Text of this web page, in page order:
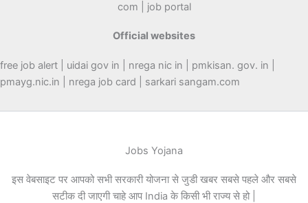
com | job portal
Official websites
free job alert | uidai gov in | nrega nic in | pmkisan. gov. in |
pmayg.nic.in | nrega job card | sarkari sangam.com
Jobs Yojana
इस वेबसाइट पर आपको सभी सरकारी योजना से जुडी खबर सबसे पहले और सबसे
सटीक दी जाएगी चाहे आप India के किसी भी राज्य से हो |